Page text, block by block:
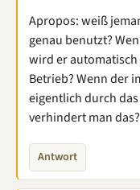
Apropos: weiß
genau benutzt?
wird er automatisch
Betrieb? Wenn der
eigentlich durch
verhindert man das?
Antwort